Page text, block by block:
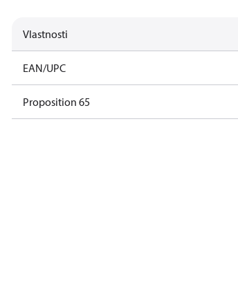
Vlastnosti
EAN/UPC
Proposition 65